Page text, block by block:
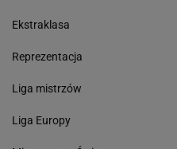
Ekstraklasa
Reprezentacja
Liga mistrzów
Liga Europy